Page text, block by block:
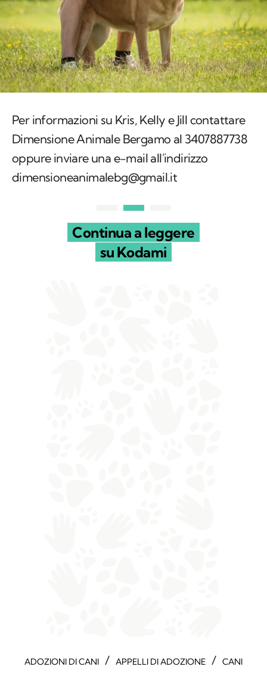
Per informazioni su Kris, Kelly e Jill contattare
Dimensione Animale Bergamo al 3407887738
oppure inviare una e-mail all'indirizzo
dimensioneanimalebg@gmail.it
Continua a leggere
su Kodami
ADOZIONI DI CANI / APPELLI DI ADOZIONE / CANI